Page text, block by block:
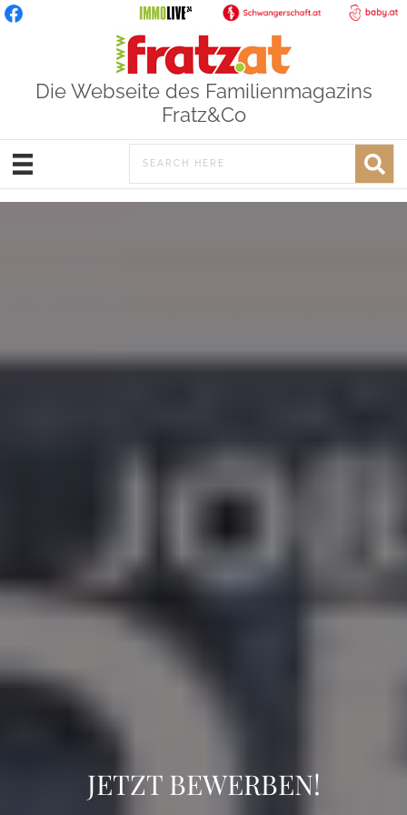
Die Webseite des Familienmagazins
Fratz&Co
JETZT BEWERBEN!